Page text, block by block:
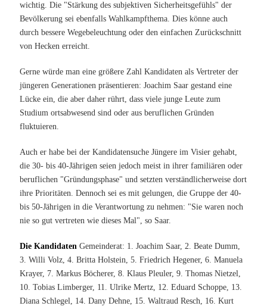
wichtig. Die "Stärkung des subjektiven Sicherheitsgefühls" der
Bevölkerung sei ebenfalls Wahlkampfthema. Dies könne auch
durch bessere Wegebeleuchtung oder den einfachen Zurückschnitt
von Hecken erreicht.
Gerne würde man eine größere Zahl Kandidaten als Vertreter der
jüngeren Generationen präsentieren: Joachim Saar gestand eine
Lücke ein, die aber daher rührt, dass viele junge Leute zum
Studium ortsabwesend sind oder aus beruflichen Gründen
fluktuieren.
Auch er habe bei der Kandidatensuche Jüngere im Visier gehabt,
die 30- bis 40-Jährigen seien jedoch meist in ihrer familiären oder
beruflichen "Gründungsphase" und setzten verständlicherweise dort
ihre Prioritäten. Dennoch sei es mit gelungen, die Gruppe der 40-
bis 50-Jährigen in die Verantwortung zu nehmen: "Sie waren noch
nie so gut vertreten wie dieses Mal", so Saar.
Die Kandidaten Gemeinderat: 1. Joachim Saar, 2. Beate Dumm,
3. Willi Volz, 4. Britta Holstein, 5. Friedrich Hegener, 6. Manuela
Krayer, 7. Markus Böcherer, 8. Klaus Pleuler, 9. Thomas Nietzel,
10. Tobias Limberger, 11. Ulrike Mertz, 12. Eduard Schoppe, 13.
Diana Schlegel, 14. Dany Dehne, 15. Waltraud Resch, 16. Kurt